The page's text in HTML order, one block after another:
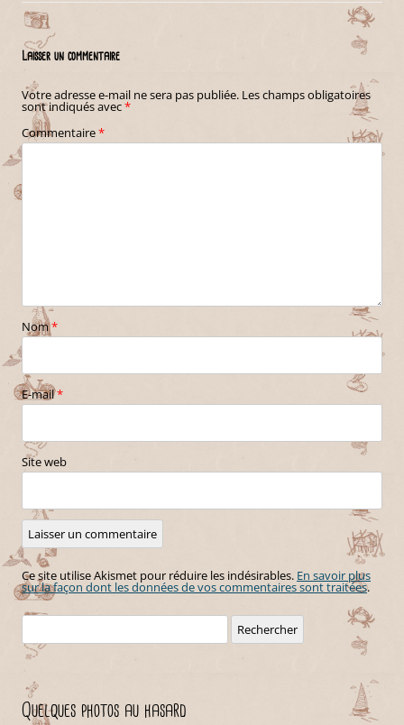
Laisser un commentaire
Votre adresse e-mail ne sera pas publiée. Les champs obligatoires
sont indiqués avec*
Commentaire*
Nom*
E-mail*
Site web
Ce site utilise Akismet pour réduire les indésirables. En savoir plus
sur la façon dont les données de vos commentaires sont traitées.
Quelques photos au hasard